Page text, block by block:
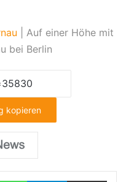
Auf einer Höhe mit
bei Berlin
kopieren
WhatsAppTelegramTeilen via E-Mail